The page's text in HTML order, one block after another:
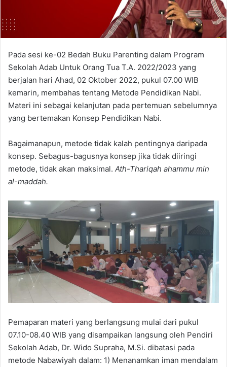
Pada sesi ke-02 Bedah Buku Parenting dalam Program
Sekolah Adab Untuk Orang Tua T.A. 2022/2023 yang
berjalan hari Ahad, 02 Oktober 2022, pukul 07.00 WIB
kemarin, membahas tentang Metode Pendidikan Nabi.
Materi ini sebagai kelanjutan pada pertemuan sebelumnya
yang bertemakan Konsep Pendidikan Nabi.
Bagaimanapun, metode tidak kalah pentingnya daripada
konsep. Sebagus-bagusnya konsep jika tidak diiringi
metode, tidak akan maksimal. Ath-Thariqah ahammu min
al-maddah.
Pemaparan materi yang berlangsung mulai dari pukul
07.10-08.40 WIB yang disampaikan langsung oleh Pendiri
Sekolah Adab, Dr. Wido Supraha, M.Si. dibatasi pada
metode Nabawiyah dalam: 1) Menanamkan iman mendalam